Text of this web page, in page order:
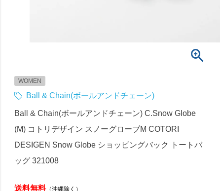
WOMEN
Ball & Chain(ボールアンドチェーン)
Ball & Chain(ボールアンドチェーン) C.Snow Globe
(M) コトリデザイン スノーグローブM COTORI
DESIGEN Snow Globe ショッピングバック トートバ
ッグ 321008
送料無料（沖縄除く）